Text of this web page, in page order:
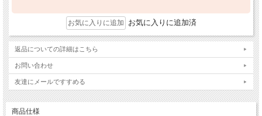
お気に入りに追加済
返品についての詳細はこちら
お問い合わせ
友達にメールですすめる
商品仕様